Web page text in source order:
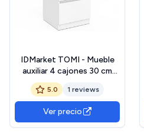
IDMarket TOMI - Mueble
auxiliar 4 cajones 30 cm
trapeador madera blanco
para entrada de baño
5.0 1 reviews
Ver precio